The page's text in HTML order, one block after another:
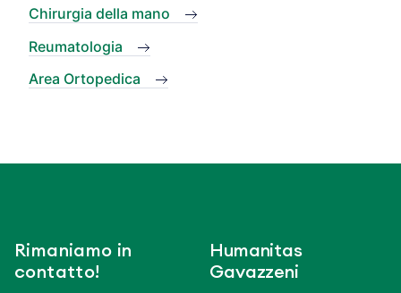
Chirurgia della mano
Reumatologia
Area Ortopedica
Rimaniamo in
contatto!
Humanitas
Gavazzeni